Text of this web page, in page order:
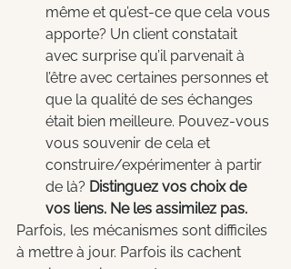
même et qu’est-ce que cela vous
apporte? Un client constatait
avec surprise qu’il parvenait à
l’être avec certaines personnes et
que la qualité de ses échanges
était bien meilleure. Pouvez-vous
vous souvenir de cela et
construire/expérimenter à partir
de là? Distinguez vos choix de
vos liens. Ne les assimilez pas.
Parfois, les mécanismes sont difficiles
à mettre à jour. Parfois ils cachent